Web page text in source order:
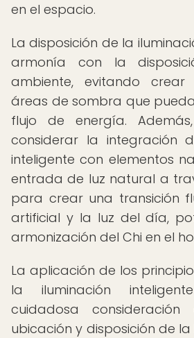
en el espacio.
La disposición de la
armonía con la
ambiente, evitando crear
áreas de sombra que
flujo de energía.
considerar la integración
inteligente con elementos
entrada de luz natural a
para crear una transición
artificial y la luz del día,
armonización del Chi en el
La aplicación de los
la iluminación
cuidadosa
ubicación y disposición de la